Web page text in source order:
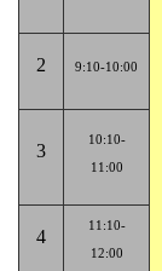
2 9:10-10:00
3
10:10-
11:00
4
11:10-
12:00